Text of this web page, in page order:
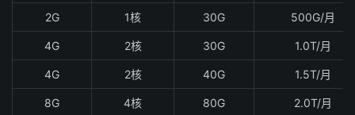
2G 1核 30G 500G/月
4G 2核 30G 1.0T/月
4G 2核 40G 1.5T/月
8G 4核 80G 2.0T/月